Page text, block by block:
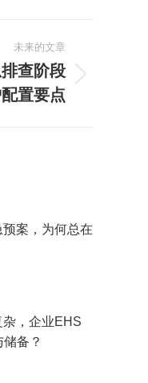
未来的文章
查阶段
置要点
案，为何总在
杂，企业EHS
备？